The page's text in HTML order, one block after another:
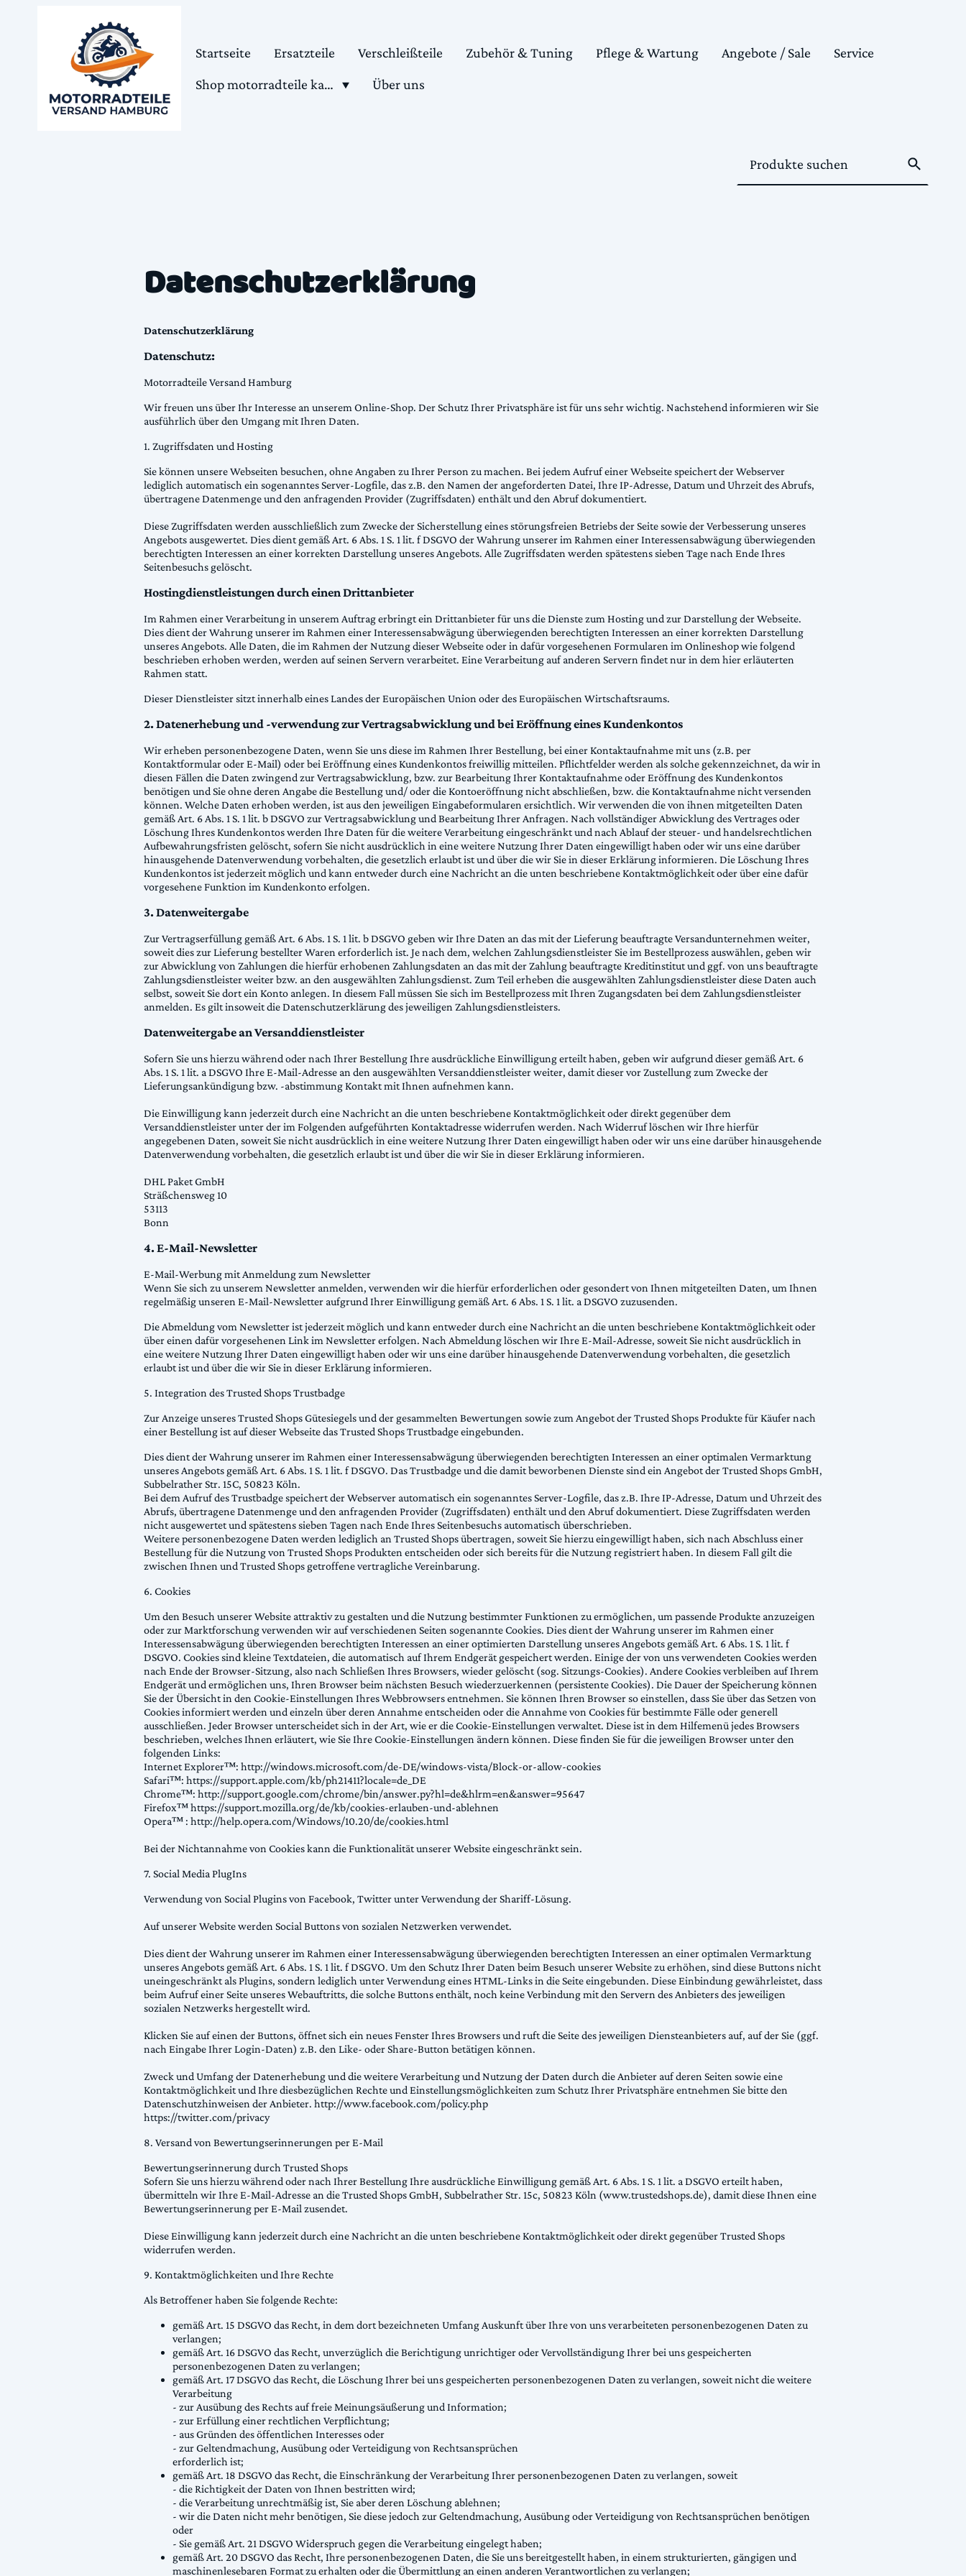
Startseite Ersatzteile Verschleißteile Zubehör & Tuning Pflege & Wartung Angebote / Sale
Service
Shop motorradteile kaufen
Über uns
Datenschutzerklärung
Datenschutzerklärung
Datenschutz:
Motorradteile Versand Hamburg
Wir freuen uns über Ihr Interesse an unserem Online-Shop. Der Schutz Ihrer Privatsphäre ist für uns sehr wichtig. Nachstehend informieren wir Sie
ausführlich über den Umgang mit Ihren Daten.
1. Zugriffsdaten und Hosting
Sie können unsere Webseiten besuchen, ohne Angaben zu Ihrer Person zu machen. Bei jedem Aufruf einer Webseite speichert der Webserver
lediglich automatisch ein sogenanntes Server-Logfile, das z.B. den Namen der angeforderten Datei, Ihre IP-Adresse, Datum und Uhrzeit des Abrufs,
übertragene Datenmenge und den anfragenden Provider (Zugriffsdaten) enthält und den Abruf dokumentiert.
Diese Zugriffsdaten werden ausschließlich zum Zwecke der Sicherstellung eines störungsfreien Betriebs der Seite sowie der Verbesserung unseres
Angebots ausgewertet. Dies dient gemäß Art. 6 Abs. 1 S. 1 lit. f DSGVO der Wahrung unserer im Rahmen einer Interessensabwägung überwiegenden
berechtigten Interessen an einer korrekten Darstellung unseres Angebots. Alle Zugriffsdaten werden spätestens sieben Tage nach Ende Ihres
Seitenbesuchs gelöscht.
Hostingdienstleistungen durch einen Drittanbieter
Im Rahmen einer Verarbeitung in unserem Auftrag erbringt ein Drittanbieter für uns die Dienste zum Hosting und zur Darstellung der Webseite.
Dies dient der Wahrung unserer im Rahmen einer Interessensabwägung überwiegenden berechtigten Interessen an einer korrekten Darstellung
unseres Angebots. Alle Daten, die im Rahmen der Nutzung dieser Webseite oder in dafür vorgesehenen Formularen im Onlineshop wie folgend
beschrieben erhoben werden, werden auf seinen Servern verarbeitet. Eine Verarbeitung auf anderen Servern findet nur in dem hier erläuterten
Rahmen statt.
Dieser Dienstleister sitzt innerhalb eines Landes der Europäischen Union oder des Europäischen Wirtschaftsraums.
2. Datenerhebung und -verwendung zur Vertragsabwicklung und bei Eröffnung eines Kundenkontos
Wir erheben personenbezogene Daten, wenn Sie uns diese im Rahmen Ihrer Bestellung, bei einer Kontaktaufnahme mit uns (z.B. per
Kontaktformular oder E-Mail) oder bei Eröffnung eines Kundenkontos freiwillig mitteilen. Pflichtfelder werden als solche gekennzeichnet, da wir in
diesen Fällen die Daten zwingend zur Vertragsabwicklung, bzw. zur Bearbeitung Ihrer Kontaktaufnahme oder Eröffnung des Kundenkontos
benötigen und Sie ohne deren Angabe die Bestellung und/ oder die Kontoeröffnung nicht abschließen, bzw. die Kontaktaufnahme nicht versenden
können. Welche Daten erhoben werden, ist aus den jeweiligen Eingabeformularen ersichtlich. Wir verwenden die von ihnen mitgeteilten Daten
gemäß Art. 6 Abs. 1 S. 1 lit. b DSGVO zur Vertragsabwicklung und Bearbeitung Ihrer Anfragen. Nach vollständiger Abwicklung des Vertrages oder
Löschung Ihres Kundenkontos werden Ihre Daten für die weitere Verarbeitung eingeschränkt und nach Ablauf der steuer- und handelsrechtlichen
Aufbewahrungsfristen gelöscht, sofern Sie nicht ausdrücklich in eine weitere Nutzung Ihrer Daten eingewilligt haben oder wir uns eine darüber
hinausgehende Datenverwendung vorbehalten, die gesetzlich erlaubt ist und über die wir Sie in dieser Erklärung informieren. Die Löschung Ihres
Kundenkontos ist jederzeit möglich und kann entweder durch eine Nachricht an die unten beschriebene Kontaktmöglichkeit oder über eine dafür
vorgesehene Funktion im Kundenkonto erfolgen.
3. Datenweitergabe
Zur Vertragserfüllung gemäß Art. 6 Abs. 1 S. 1 lit. b DSGVO geben wir Ihre Daten an das mit der Lieferung beauftragte Versandunternehmen weiter,
soweit dies zur Lieferung bestellter Waren erforderlich ist. Je nach dem, welchen Zahlungsdienstleister Sie im Bestellprozess auswählen, geben wir
zur Abwicklung von Zahlungen die hierfür erhobenen Zahlungsdaten an das mit der Zahlung beauftragte Kreditinstitut und ggf. von uns beauftragte
Zahlungsdienstleister weiter bzw. an den ausgewählten Zahlungsdienst. Zum Teil erheben die ausgewählten Zahlungsdienstleister diese Daten auch
selbst, soweit Sie dort ein Konto anlegen. In diesem Fall müssen Sie sich im Bestellprozess mit Ihren Zugangsdaten bei dem Zahlungsdienstleister
anmelden. Es gilt insoweit die Datenschutzerklärung des jeweiligen Zahlungsdienstleisters.
Datenweitergabe an Versanddienstleister
Sofern Sie uns hierzu während oder nach Ihrer Bestellung Ihre ausdrückliche Einwilligung erteilt haben, geben wir aufgrund dieser gemäß Art. 6
Abs. 1 S. 1 lit. a DSGVO Ihre E-Mail-Adresse an den ausgewählten Versanddienstleister weiter, damit dieser vor Zustellung zum Zwecke der
Lieferungsankündigung bzw. -abstimmung Kontakt mit Ihnen aufnehmen kann.
Die Einwilligung kann jederzeit durch eine Nachricht an die unten beschriebene Kontaktmöglichkeit oder direkt gegenüber dem
Versanddienstleister unter der im Folgenden aufgeführten Kontaktadresse widerrufen werden. Nach Widerruf löschen wir Ihre hierfür
angegebenen Daten, soweit Sie nicht ausdrücklich in eine weitere Nutzung Ihrer Daten eingewilligt haben oder wir uns eine darüber hinausgehende
Datenverwendung vorbehalten, die gesetzlich erlaubt ist und über die wir Sie in dieser Erklärung informieren.
DHL Paket GmbH
Sträßchensweg 10
53113
Bonn
4. E-Mail-Newsletter
E-Mail-Werbung mit Anmeldung zum Newsletter
Wenn Sie sich zu unserem Newsletter anmelden, verwenden wir die hierfür erforderlichen oder gesondert von Ihnen mitgeteilten Daten, um Ihnen
regelmäßig unseren E-Mail-Newsletter aufgrund Ihrer Einwilligung gemäß Art. 6 Abs. 1 S. 1 lit. a DSGVO zuzusenden.
Die Abmeldung vom Newsletter ist jederzeit möglich und kann entweder durch eine Nachricht an die unten beschriebene Kontaktmöglichkeit oder
über einen dafür vorgesehenen Link im Newsletter erfolgen. Nach Abmeldung löschen wir Ihre E-Mail-Adresse, soweit Sie nicht ausdrücklich in
eine weitere Nutzung Ihrer Daten eingewilligt haben oder wir uns eine darüber hinausgehende Datenverwendung vorbehalten, die gesetzlich
erlaubt ist und über die wir Sie in dieser Erklärung informieren.
5. Integration des Trusted Shops Trustbadge
Zur Anzeige unseres Trusted Shops Gütesiegels und der gesammelten Bewertungen sowie zum Angebot der Trusted Shops Produkte für Käufer nach
einer Bestellung ist auf dieser Webseite das Trusted Shops Trustbadge eingebunden.
Dies dient der Wahrung unserer im Rahmen einer Interessensabwägung überwiegenden berechtigten Interessen an einer optimalen Vermarktung
unseres Angebots gemäß Art. 6 Abs. 1 S. 1 lit. f DSGVO. Das Trustbadge und die damit beworbenen Dienste sind ein Angebot der Trusted Shops GmbH,
Subbelrather Str. 15C, 50823 Köln.
Bei dem Aufruf des Trustbadge speichert der Webserver automatisch ein sogenanntes Server-Logfile, das z.B. Ihre IP-Adresse, Datum und Uhrzeit des
Abrufs, übertragene Datenmenge und den anfragenden Provider (Zugriffsdaten) enthält und den Abruf dokumentiert. Diese Zugriffsdaten werden
nicht ausgewertet und spätestens sieben Tagen nach Ende Ihres Seitenbesuchs automatisch überschrieben.
Weitere personenbezogene Daten werden lediglich an Trusted Shops übertragen, soweit Sie hierzu eingewilligt haben, sich nach Abschluss einer
Bestellung für die Nutzung von Trusted Shops Produkten entscheiden oder sich bereits für die Nutzung registriert haben. In diesem Fall gilt die
zwischen Ihnen und Trusted Shops getroffene vertragliche Vereinbarung.
6. Cookies
Um den Besuch unserer Website attraktiv zu gestalten und die Nutzung bestimmter Funktionen zu ermöglichen, um passende Produkte anzuzeigen
oder zur Marktforschung verwenden wir auf verschiedenen Seiten sogenannte Cookies. Dies dient der Wahrung unserer im Rahmen einer
Interessensabwägung überwiegenden berechtigten Interessen an einer optimierten Darstellung unseres Angebots gemäß Art. 6 Abs. 1 S. 1 lit. f
DSGVO. Cookies sind kleine Textdateien, die automatisch auf Ihrem Endgerät gespeichert werden. Einige der von uns verwendeten Cookies werden
nach Ende der Browser-Sitzung, also nach Schließen Ihres Browsers, wieder gelöscht (sog. Sitzungs-Cookies). Andere Cookies verbleiben auf Ihrem
Endgerät und ermöglichen uns, Ihren Browser beim nächsten Besuch wiederzuerkennen (persistente Cookies). Die Dauer der Speicherung können
Sie der Übersicht in den Cookie-Einstellungen Ihres Webbrowsers entnehmen. Sie können Ihren Browser so einstellen, dass Sie über das Setzen von
Cookies informiert werden und einzeln über deren Annahme entscheiden oder die Annahme von Cookies für bestimmte Fälle oder generell
ausschließen. Jeder Browser unterscheidet sich in der Art, wie er die Cookie-Einstellungen verwaltet. Diese ist in dem Hilfemenü jedes Browsers
beschrieben, welches Ihnen erläutert, wie Sie Ihre Cookie-Einstellungen ändern können. Diese finden Sie für die jeweiligen Browser unter den
folgenden Links:
Internet Explorer™: http://windows.microsoft.com/de-DE/windows-vista/Block-or-allow-cookies
Safari™: https://support.apple.com/kb/ph21411?locale=de_DE
Chrome™: http://support.google.com/chrome/bin/answer.py?hl=de&hlrm=en&answer=95647
Firefox™ https://support.mozilla.org/de/kb/cookies-erlauben-und-ablehnen
Opera™ : http://help.opera.com/Windows/10.20/de/cookies.html
Bei der Nichtannahme von Cookies kann die Funktionalität unserer Website eingeschränkt sein.
7. Social Media PlugIns
Verwendung von Social Plugins von Facebook, Twitter unter Verwendung der Shariff-Lösung.
Auf unserer Website werden Social Buttons von sozialen Netzwerken verwendet.
Dies dient der Wahrung unserer im Rahmen einer Interessensabwägung überwiegenden berechtigten Interessen an einer optimalen Vermarktung
unseres Angebots gemäß Art. 6 Abs. 1 S. 1 lit. f DSGVO. Um den Schutz Ihrer Daten beim Besuch unserer Website zu erhöhen, sind diese Buttons nicht
uneingeschränkt als Plugins, sondern lediglich unter Verwendung eines HTML-Links in die Seite eingebunden. Diese Einbindung gewährleistet, dass
beim Aufruf einer Seite unseres Webauftritts, die solche Buttons enthält, noch keine Verbindung mit den Servern des Anbieters des jeweiligen
sozialen Netzwerks hergestellt wird.
Klicken Sie auf einen der Buttons, öffnet sich ein neues Fenster Ihres Browsers und ruft die Seite des jeweiligen Diensteanbieters auf, auf der Sie (ggf.
nach Eingabe Ihrer Login-Daten) z.B. den Like- oder Share-Button betätigen können.
Zweck und Umfang der Datenerhebung und die weitere Verarbeitung und Nutzung der Daten durch die Anbieter auf deren Seiten sowie eine
Kontaktmöglichkeit und Ihre diesbezüglichen Rechte und Einstellungsmöglichkeiten zum Schutz Ihrer Privatsphäre entnehmen Sie bitte den
Datenschutzhinweisen der Anbieter. http://www.facebook.com/policy.php
https://twitter.com/privacy
8. Versand von Bewertungserinnerungen per E-Mail
Bewertungserinnerung durch Trusted Shops
Sofern Sie uns hierzu während oder nach Ihrer Bestellung Ihre ausdrückliche Einwilligung gemäß Art. 6 Abs. 1 S. 1 lit. a DSGVO erteilt haben,
übermitteln wir Ihre E-Mail-Adresse an die Trusted Shops GmbH, Subbelrather Str. 15c, 50823 Köln (www.trustedshops.de), damit diese Ihnen eine
Bewertungserinnerung per E-Mail zusendet.
Diese Einwilligung kann jederzeit durch eine Nachricht an die unten beschriebene Kontaktmöglichkeit oder direkt gegenüber Trusted Shops
widerrufen werden.
9. Kontaktmöglichkeiten und Ihre Rechte
Als Betroffener haben Sie folgende Rechte:
gemäß Art. 15 DSGVO das Recht, in dem dort bezeichneten Umfang Auskunft über Ihre von uns verarbeiteten personenbezogenen Daten zu
verlangen;
gemäß Art. 16 DSGVO das Recht, unverzüglich die Berichtigung unrichtiger oder Vervollständigung Ihrer bei uns gespeicherten
personenbezogenen Daten zu verlangen;
gemäß Art. 17 DSGVO das Recht, die Löschung Ihrer bei uns gespeicherten personenbezogenen Daten zu verlangen, soweit nicht die weitere
Verarbeitung
- zur Ausübung des Rechts auf freie Meinungsäußerung und Information;
- zur Erfüllung einer rechtlichen Verpflichtung;
- aus Gründen des öffentlichen Interesses oder
- zur Geltendmachung, Ausübung oder Verteidigung von Rechtsansprüchen
erforderlich ist;
gemäß Art. 18 DSGVO das Recht, die Einschränkung der Verarbeitung Ihrer personenbezogenen Daten zu verlangen, soweit
- die Richtigkeit der Daten von Ihnen bestritten wird;
- die Verarbeitung unrechtmäßig ist, Sie aber deren Löschung ablehnen;
- wir die Daten nicht mehr benötigen, Sie diese jedoch zur Geltendmachung, Ausübung oder Verteidigung von Rechtsansprüchen benötigen
oder
- Sie gemäß Art. 21 DSGVO Widerspruch gegen die Verarbeitung eingelegt haben;
gemäß Art. 20 DSGVO das Recht, Ihre personenbezogenen Daten, die Sie uns bereitgestellt haben, in einem strukturierten, gängigen und
maschinenlesebaren Format zu erhalten oder die Übermittlung an einen anderen Verantwortlichen zu verlangen;